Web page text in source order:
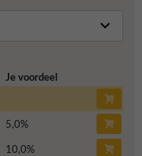
Je voordeel
5,0%
10,0%